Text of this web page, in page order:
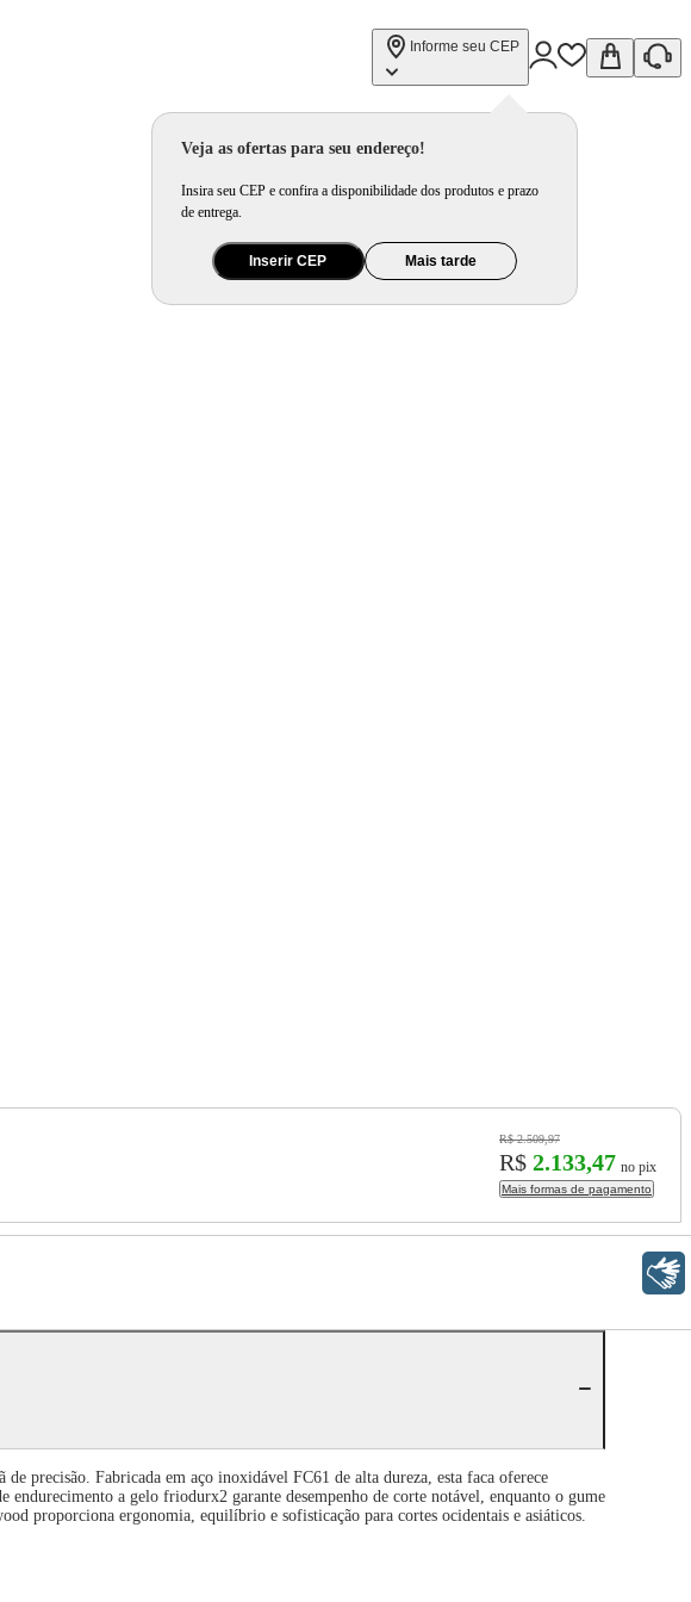
Informe seu CEP
Veja as ofertas para seu endereço!
Insira seu CEP e confira a disponibilidade dos produtos e prazo
de entrega.
Inserir CEP Mais tarde
R$ 2.509,97
R$ 2.133,47 no pix
Mais formas de pagamento
precisão. Fabricada em aço inoxidável FC61 de alta dureza, esta faca oferece
a gelo friodurx2 garante desempenho de corte notável, enquanto o gume
proporciona ergonomia, equilíbrio e sofisticação para cortes ocidentais e asiáticos.